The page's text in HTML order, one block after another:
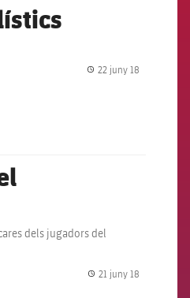
22 juny 18
dels jugadors del
21 juny 18